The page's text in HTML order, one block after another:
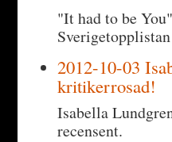
"It had to be
2012-10-03
kritikerrosad!
Isabella
recensent.